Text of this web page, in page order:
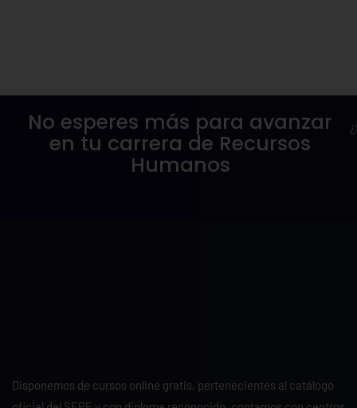
No esperes más para avanzar
en tu carrera de Recursos
Humanos
Disponemos de cursos online gratis, pertenecientes al catálogo